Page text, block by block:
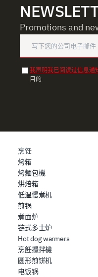
Promotions and
我声明我已阅读过信息通
目的
烹饪
烤箱
烤麵包機
烘焙箱
低温慢煮机
煎锅
煮面炉
链式多士炉
Hot dog warmers
烹飪攪拌機
圆形煎饼机
电饭锅